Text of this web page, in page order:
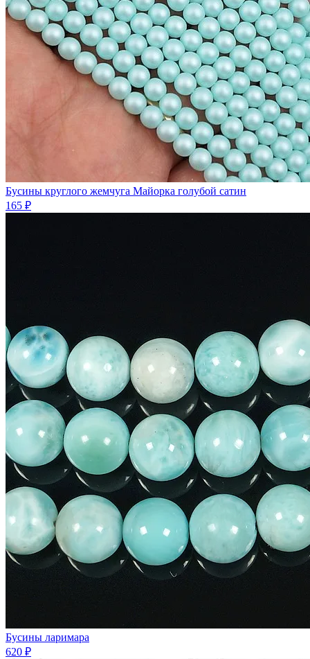
Бусины круглого жемчуга Майорка голубой сатин
165 ₽
Бусины ларимара
620 ₽